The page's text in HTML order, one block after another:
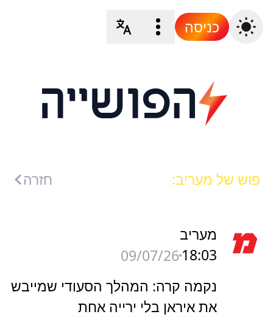
כניסה
פוש של מעריב: חזרה
מעריב
18:03
09/07/26
נקמה קרה: המהלך הסעודי שמייבש
את איראן בלי ירייה אחת